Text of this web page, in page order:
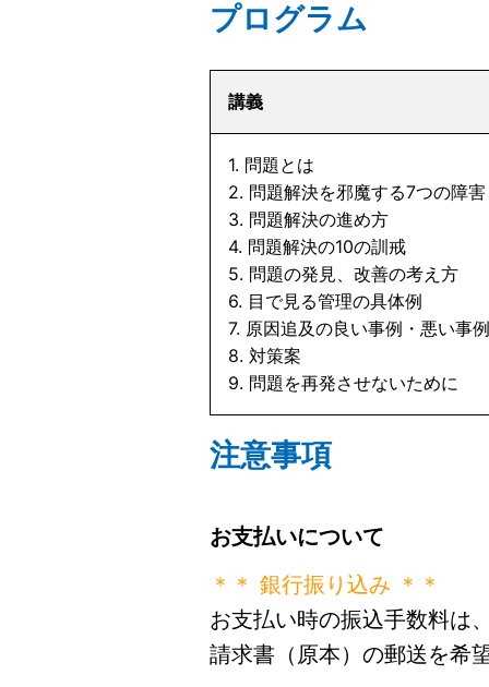
プログラム
講義
1. 問題とは
2. 問題解決を邪魔する7つの障害
3. 問題解決の進め方
4. 問題解決の10の訓戒
5. 問題の発見、改善の考え方
6. 目で見る管理の具体例
7. 原因追及の良い事例・悪い事例
8. 対策案
9. 問題を再発させないために
注意事項
お支払いについて
＊＊ 銀行振り込み ＊＊
お支払い時の振込手数料は
請求書（原本）の郵送を希